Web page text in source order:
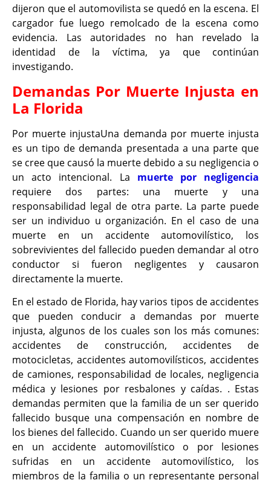
dijeron que el automovilista se quedó en la escena. El
cargador fue luego remolcado de la escena como
evidencia. Las autoridades no han revelado la
identidad de la víctima, ya que continúan
investigando.
Demandas Por Muerte Injusta en
La Florida
Por muerte injustaUna demanda por muerte injusta
es un tipo de demanda presentada a una parte que
se cree que causó la muerte debido a su negligencia o
un acto intencional. La muerte por negligencia
requiere dos partes: una muerte y una
responsabilidad legal de otra parte. La parte puede
ser un individuo u organización. En el caso de una
muerte en un accidente automovilístico, los
sobrevivientes del fallecido pueden demandar al otro
conductor si fueron negligentes y causaron
directamente la muerte.
En el estado de Florida, hay varios tipos de accidentes
que pueden conducir a demandas por muerte
injusta, algunos de los cuales son los más comunes:
accidentes de construcción, accidentes de
motocicletas, accidentes automovilísticos, accidentes
de camiones, responsabilidad de locales, negligencia
médica y lesiones por resbalones y caídas. . Estas
demandas permiten que la familia de un ser querido
fallecido busque una compensación en nombre de
los bienes del fallecido. Cuando un ser querido muere
en un accidente automovilístico o por lesiones
sufridas en un accidente automovilístico, los
miembros de la familia o un representante personal